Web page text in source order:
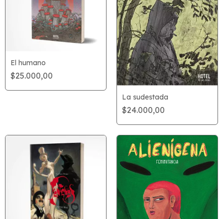
El humano
$25.000,00
La sudestada
$24.000,00